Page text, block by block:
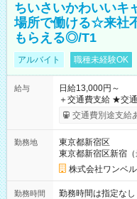
ちいさいかわいいキ
場所で働ける☆来社
もらえる◎/T1
アルバイト 職種未経験OK
給与
日給13,000円～
＋交通費支給 ★交通費全額支給！ ┗案件により規定あり ★日払
いOK！（規定あり
ンビニATMから 日払い分
交通費別途支給
勤務地
東京都新宿区
東京都新宿区新宿（
株式会社ワンベ
勤務時間
勤務時間は指定なし